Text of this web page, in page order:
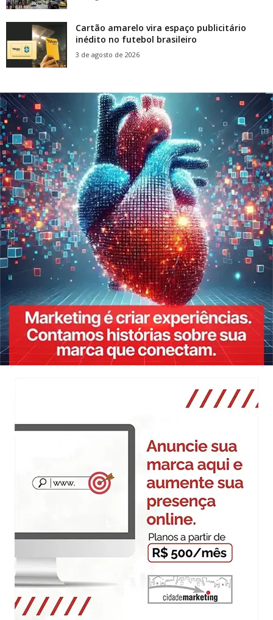
Cartão amarelo vira espaço publicitário
inédito no futebol brasileiro
3 de agosto de 2026